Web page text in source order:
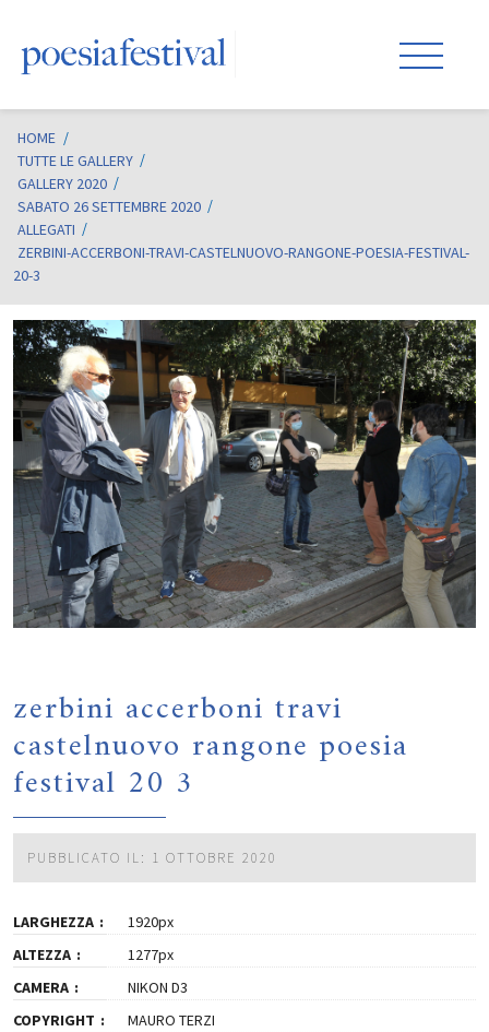
HOME /
TUTTE LE GALLERY
GALLERY 2020
SABATO 26 SETTEMBRE 2020
ALLEGATI
ZERBINI-ACCERBONI-TRAVI-CASTELNUOVO-RANGONE-POESIA-FESTIVAL-
20-3
zerbini accerboni travi
castelnuovo rangone poesia
festival 20 3
PUBBLICATO IL: 1 OTTOBRE 2020
LARGHEZZA
1920px
ALTEZZA
1277px
CAMERA
NIKON D3
COPYRIGHT
MAURO TERZI